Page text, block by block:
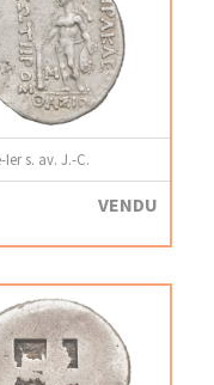
s. av. J.-C.
VENDU